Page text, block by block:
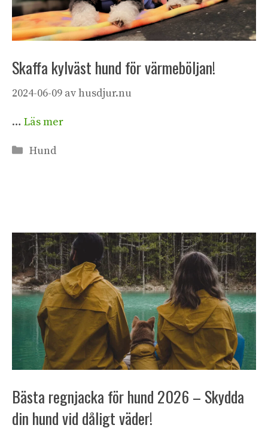
Skaffa kylväst hund för värmeböljan!
2024-06-09 avhusdjur.nu
… Läs mer
Kategorier
Hund
Bästa regnjacka för hund 2026 – Skydda
din hund vid dåligt väder!